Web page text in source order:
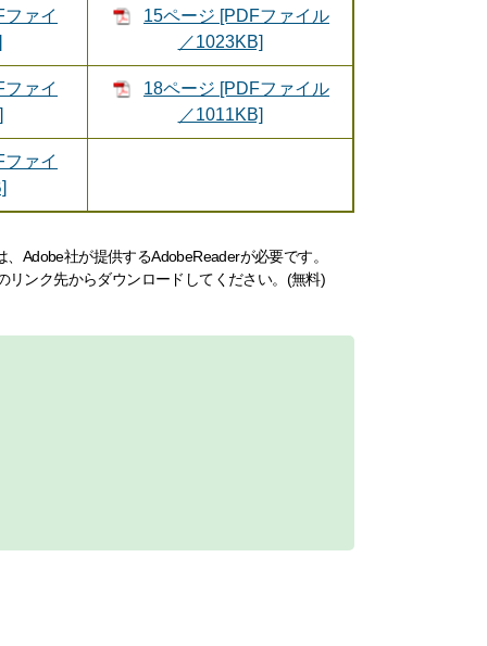
ァイ
15ページ [PDFファイル
／1023KB]
ァイ
18ページ [PDFファイル
／1011KB]
ァイ
Adobe社が提供するAdobeReaderが必要です。
リンク先からダウンロードしてください。(無料)